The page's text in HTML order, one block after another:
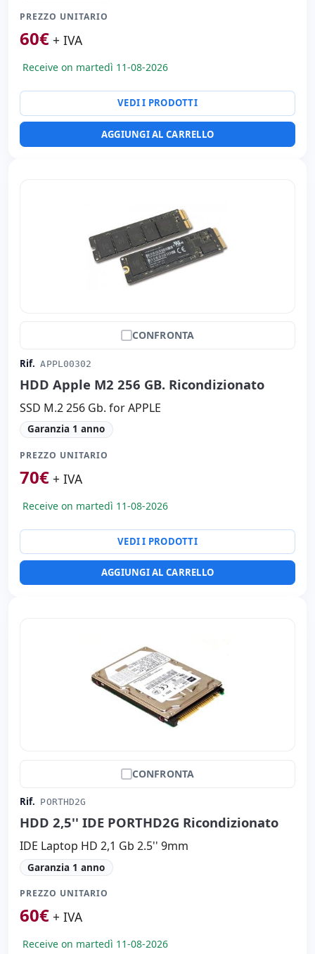
PREZZO UNITARIO
60€ + IVA
Receive on martedì 11-08-2026
VEDI I PRODOTTI
AGGIUNGI AL CARRELLO
CONFRONTA
Rif. APPL00302
HDD Apple M2 256 GB. Ricondizionato
SSD M.2 256 Gb. for APPLE
Garanzia 1 anno
PREZZO UNITARIO
70€ + IVA
Receive on martedì 11-08-2026
VEDI I PRODOTTI
AGGIUNGI AL CARRELLO
CONFRONTA
Rif. PORTHD2G
HDD 2,5'' IDE PORTHD2G Ricondizionato
IDE Laptop HD 2,1 Gb 2.5'' 9mm
Garanzia 1 anno
PREZZO UNITARIO
60€ + IVA
Receive on martedì 11-08-2026